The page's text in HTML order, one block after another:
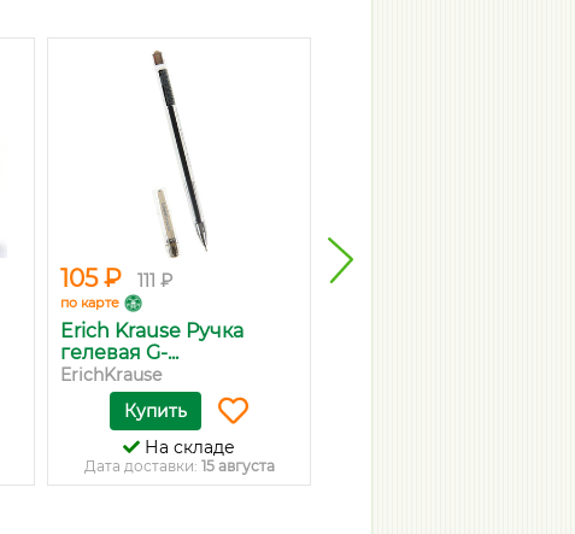
105 ₽ 111 ₽
по карте
Erich Krause Ручка
гелевая G-...
ErichKrause
Купить
На складе
Дата доставки: 15 августа
143 ₽